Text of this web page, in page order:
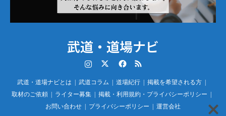
武道・道場ナビ
RSS
武道・道場ナビとは 武道コラム 道場紀行
掲載を希望される方
取材のご依頼
ライター募集
掲載・利用規約・プライバシーポリシー
お問い合わせ
プライバシーポリシー 運営会社